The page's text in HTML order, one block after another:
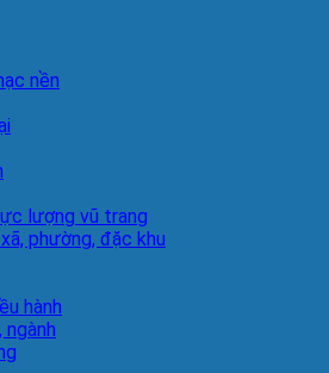
nền
lượng vũ trang
phường, đặc khu
hành